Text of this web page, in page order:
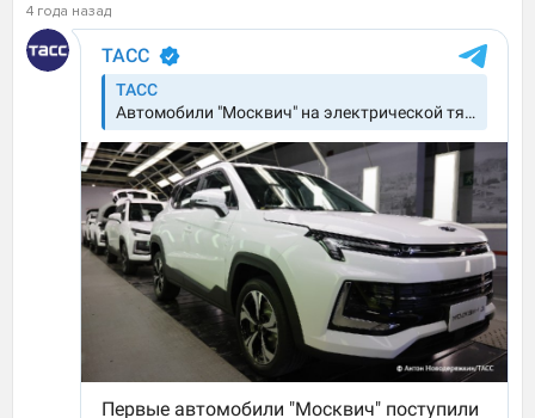
4 года назад